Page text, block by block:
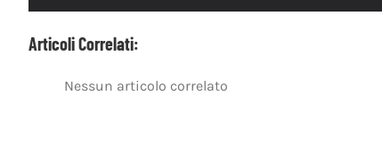
Articoli Correlati:
Nessun articolo correlato